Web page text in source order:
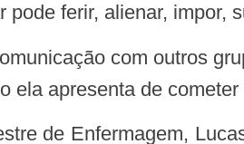
pode ferir, alienar, impor,
ela apresenta de